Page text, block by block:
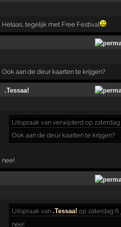
Helaas, tegelijk met Free Festival
Ook aan de deur kaarten te krijgen?
.Tessaa!
Uitspraak van verwijderd op zaterdag
Ook aan de deur kaarten te krijgen?
nee!
Uitspraak van.Tessaa! op zaterdag 6
nee!